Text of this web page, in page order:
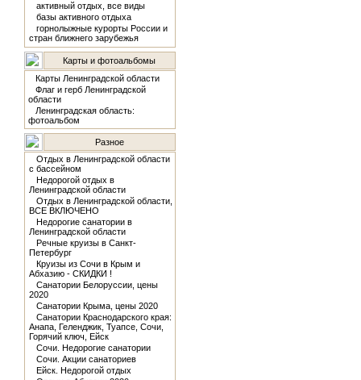
активный отдых, все виды
базы активного отдыха
горнолыжные курорты России и
стран ближнего зарубежья
Карты и фотоальбомы
Карты Ленинградской области
Флаг и герб Ленинградской
области
Ленинградская область:
фотоальбом
Разное
Отдых в Ленинградской области
с бассейном
Недорогой отдых в
Ленинградской области
Отдых в Ленинградской области,
ВСЕ ВКЛЮЧЕНО
Недорогие санатории в
Ленинградской области
Речные круизы в Санкт-
Петербург
Круизы из Сочи в Крым и
Абхазию - СКИДКИ !
Санатории Белоруссии, цены
2020
Санатории Крыма, цены 2020
Санатории Краснодарского края:
Анапа, Геленджик, Туапсе, Сочи,
Горячий ключ, Ейск
Сочи. Недорогие санатории
Сочи. Акции санаториев
Ейск. Недорогой отдых